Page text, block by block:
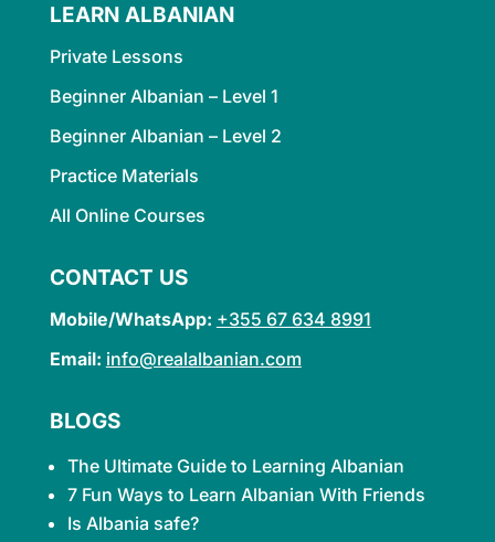
LEARN ALBANIAN
Private Lessons
Beginner Albanian – Level 1
Beginner Albanian – Level 2
Practice Materials
All Online Courses
CONTACT US
Mobile/WhatsApp: +355 67 634 8991
Email: info@realalbanian.com
BLOGS
The Ultimate Guide to Learning Albanian
7 Fun Ways to Learn Albanian With Friends
Is Albania safe?